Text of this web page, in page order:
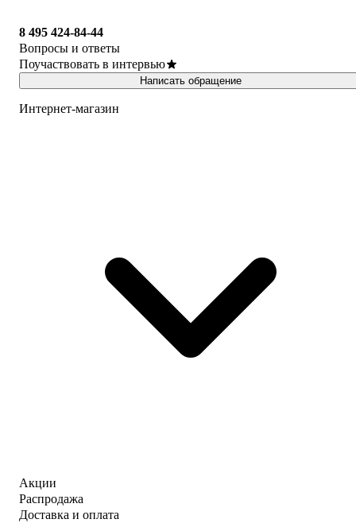
8 495 424-84-44
Вопросы и ответы
Поучаствовать в интервью
Написать обращение
Интернет-магазин
Акции
Распродажа
Доставка и оплата